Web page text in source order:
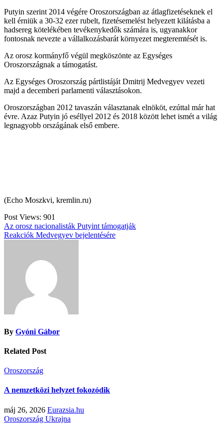
Putyin szerint 2014 végére Oroszországban az átlagfizetéseknek el
kell érniük a 30-32 ezer rubelt, fizetésemelést helyezett kilátásba a
hadsereg kötelékében tevékenykedők számára is, ugyanakkor
fontosnak nevezte a vállalkozásbarát környezet megteremtését is.
Az orosz kormányfő végül megköszönte az Egységes
Oroszországnak a támogatást.
Az Egységes Oroszország pártlistáját Dmitrij Medvegyev vezeti
majd a decemberi parlamenti választásokon.
Oroszországban 2012 tavaszán választanak elnököt, ezúttal már hat
évre. Azaz Putyin jó eséllyel 2012 és 2018 között lehet ismét a világ
legnagyobb országának első embere.
(Echo Moszkvi, kremlin.ru)
Post Views: 901
Bejegyzés
navigáció
Az orosz nacionalisták Putyint támogatják
Reakciók Medvegyev bejelentésére
By Gyóni Gábor
Related Post
Oroszország
A nemzetközi helyzet fokozódik
máj 26, 2026 Eurazsia.hu
Oroszország Ukrajna